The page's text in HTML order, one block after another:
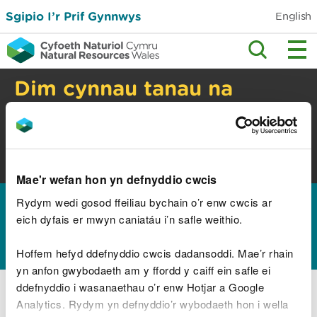
Mae'r wefan hon yn defnyddio cwcis
Rydym wedi gosod ffeiliau bychain o’r enw cwcis ar
eich dyfais er mwyn caniatáu i’n safle weithio.
Hoffem hefyd ddefnyddio cwcis dadansoddi. Mae’r rhain
yn anfon gwybodaeth am y ffordd y caiff ein safle ei
ddefnyddio i wasanaethau o’r enw Hotjar a Google
Analytics. Rydym yn defnyddio’r wybodaeth hon i wella
Sgipio I’r Prif Gynnwys English
Dim cynnau tanau na
barbiciws yng nghefn
gwlad
Hafan >Canllawiau a chyngor >Sectorau busnes
Addysg a sgiliau
Chwiliwch am adnoddau addysg
Y buddion i iechyd a dysgu